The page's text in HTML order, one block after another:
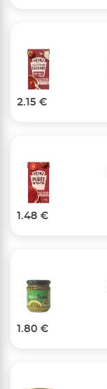
2.15 €
1.48 €
1.80 €